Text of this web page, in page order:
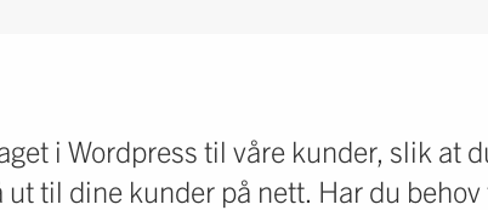
i Wordpress til våre kunder, slik at
til dine kunder på nett. Har du